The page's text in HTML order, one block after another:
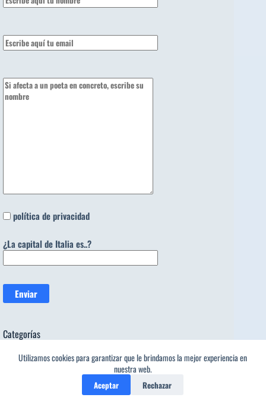
Utilizamos cookies para garantizar que le brindamos la mejor experiencia en
nuestra web.
Aceptar Rechazar
política de privacidad
¿La capital de Italia es..?
Categorías
Categorías